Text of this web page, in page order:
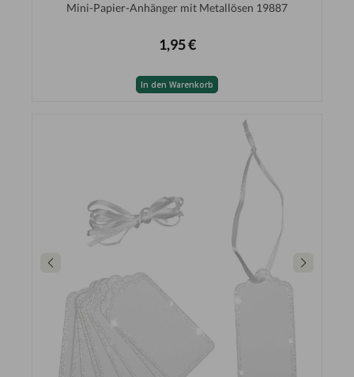
Mini-Papier-Anhänger mit Metallösen 19887
1,95 €
In den Warenkorb